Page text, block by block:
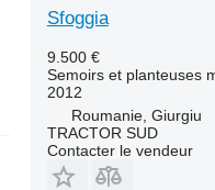
Sfoggia
9.500 €
Semoirs et planteuses
2012
Roumanie, Giurgiu
TRACTOR SUD
Contacter le vendeur